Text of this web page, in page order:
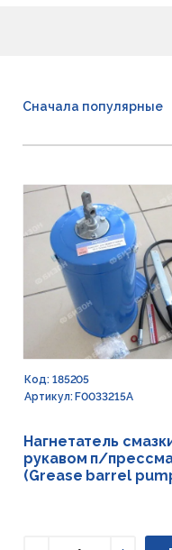
Сначала популярные
Код: 185205
Артикул: F0033215A
Нагнетатель
рукавом п/
(Grease barrel